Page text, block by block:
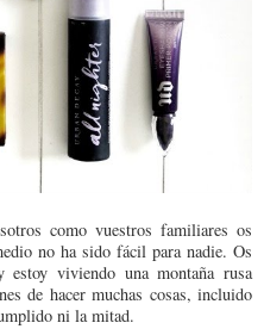
como vuestros familiares os
no ha sido fácil para nadie. Os
viviendo una montaña rusa
de hacer muchas cosas, incluido
ni la mitad.